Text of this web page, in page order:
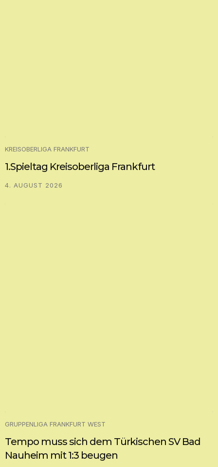
KREISOBERLIGA FRANKFURT
1.Spieltag Kreisoberliga Frankfurt
4. AUGUST 2026
GRUPPENLIGA FRANKFURT WEST
Tempo muss sich dem Türkischen SV Bad
Nauheim mit 1:3 beugen